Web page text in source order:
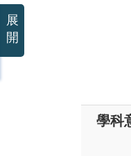
學科
展
開